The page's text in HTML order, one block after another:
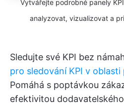
Vytvářejte podrobné panely
analyzovat, vizualizovat a
Sledujte své KPI bez
pro sledování KPI v
Pomáhá s poptávkou
efektivitou